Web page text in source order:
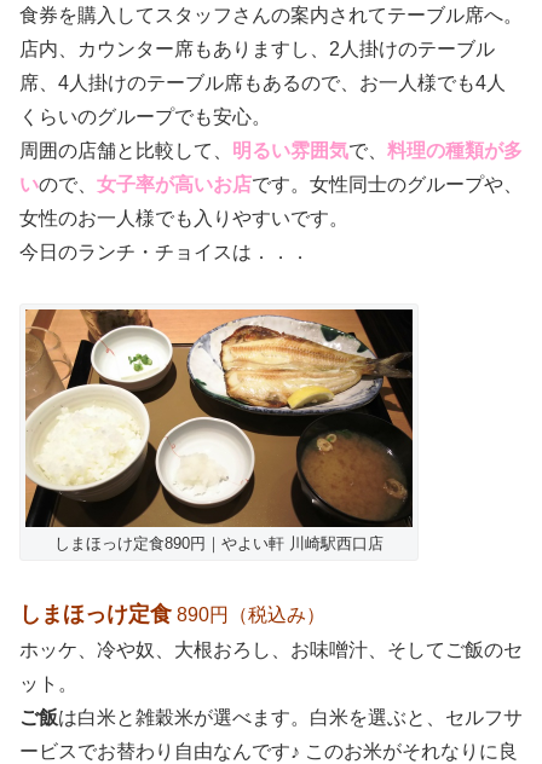
食券を購入してスタッフさんの案内されてテーブル席へ。
店内、カウンター席もありますし、2人掛けのテーブル
席、4人掛けのテーブル席もあるので、お一人様でも4人
くらいのグループでも安心。
周囲の店舗と比較して、 明るい雰囲気で、 料理の種類が多
いので、 女子率が高いお店です。女性同士のグループや、
女性のお一人様でも入りやすいです。
今日のランチ・チョイスは．．．
しまほっけ定食890円｜やよい軒 川崎駅西口店
しまほっけ定食 890円（税込み）
ホッケ、冷や奴、大根おろし、お味噌汁、そしてご飯のセ
ット。
ご飯は白米と雑穀米が選べます。白米を選ぶと、セルフサ
ービスでお替わり自由なんです♪ このお米がそれなりに良